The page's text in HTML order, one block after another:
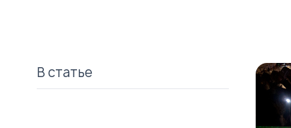
В статье